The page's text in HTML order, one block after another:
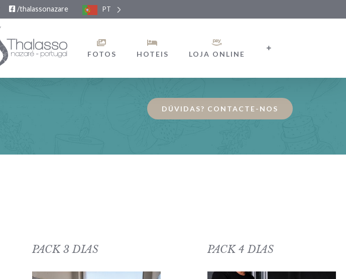
/thalassonazare PT
FOTOS HOTEIS LOJA ONLINE
DÚVIDAS? CONTACTE-NOS
PACK 3 DIAS PACK 4 DIAS